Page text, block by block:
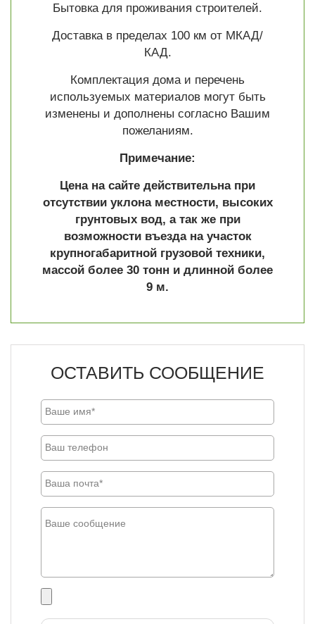
Бытовка для проживания строителей.
Доставка в пределах 100 км от МКАД/
КАД.
Комплектация дома и перечень
используемых материалов могут быть
изменены и дополнены согласно Вашим
пожеланиям.
Примечание:
Цена на сайте действительна при
отсутствии уклона местности, высоких
грунтовых вод, а так же при
возможности въезда на участок
крупногабаритной грузовой техники,
массой более 30 тонн и длинной более
9 м.
ОСТАВИТЬ СООБЩЕНИЕ